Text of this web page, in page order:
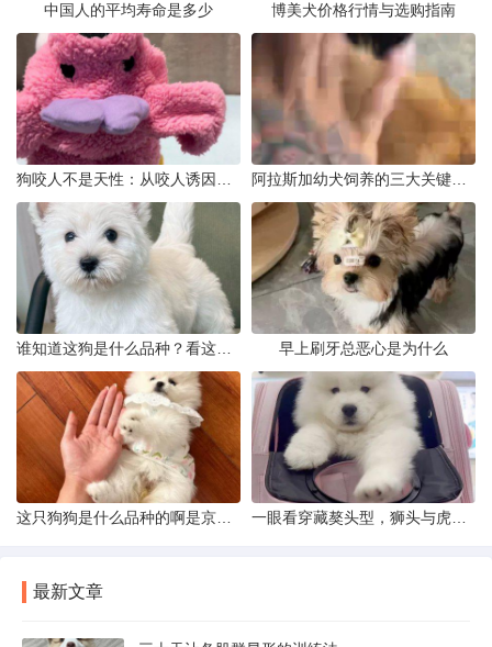
中国人的平均寿命是多少 博美犬价格行情与选购指南
早上刷牙总恶心是为什么
最新文章